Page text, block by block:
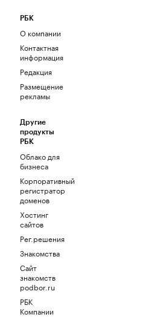
РБК
О компании
Контактная
информация
Редакция
Размещение
рекламы
Другие
продукты
РБК
Облако для
бизнеса
Корпоративный
регистратор
доменов
Хостинг
сайтов
Рег.решения
Знакомства
Сайт
знакомств
podbor.ru
РБК
Компании